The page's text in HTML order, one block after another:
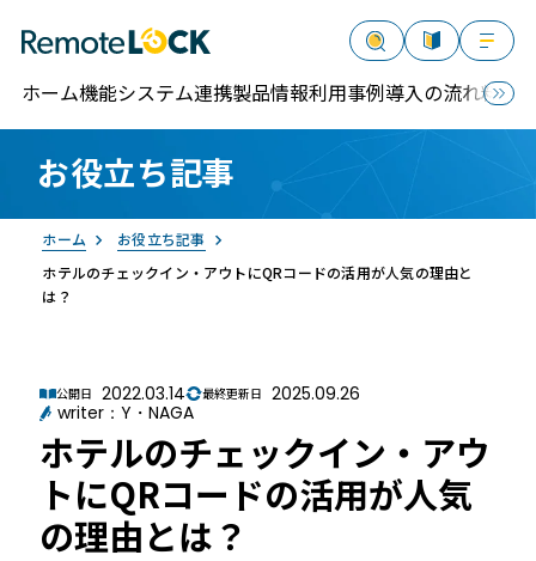
お役立ち記事
ホテルのチェックイン・アウトにQRコードの活用が人気の理由と
は？
お役立ち記事
ホーム
公開日 2022.03.14 最終更新日 2025.09.26
writer：Y・NAGA
ホテルのチェックイン・アウ
トにQRコードの活用が人気
の理由とは？
ホーム機能システム連携製品情報利用事例導入の流れ料金
RemoteLOCK